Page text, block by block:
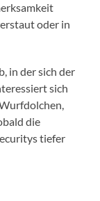
oder in
in der sich der
sich
die
tiefer